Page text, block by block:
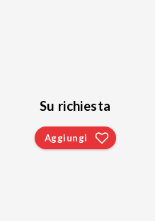
Su richiesta
Aggiungi